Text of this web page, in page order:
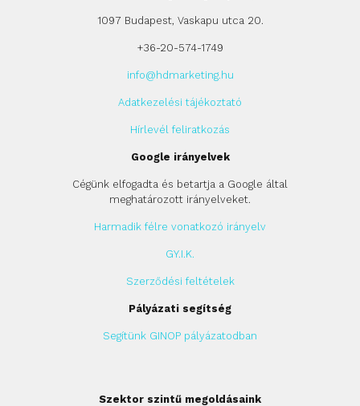
1097 Budapest, Vaskapu utca 20.
+36-20-574-1749
info@hdmarketing.hu
Adatkezelési tájékoztató
Hírlevél feliratkozás
Google irányelvek
Cégünk elfogadta és betartja a Google által
meghatározott irányelveket.
Harmadik félre vonatkozó irányelv
GY.I.K.
Szerződési feltételek
Pályázati segítség
Segítünk GINOP pályázatodban
Szektor szintű megoldásaink